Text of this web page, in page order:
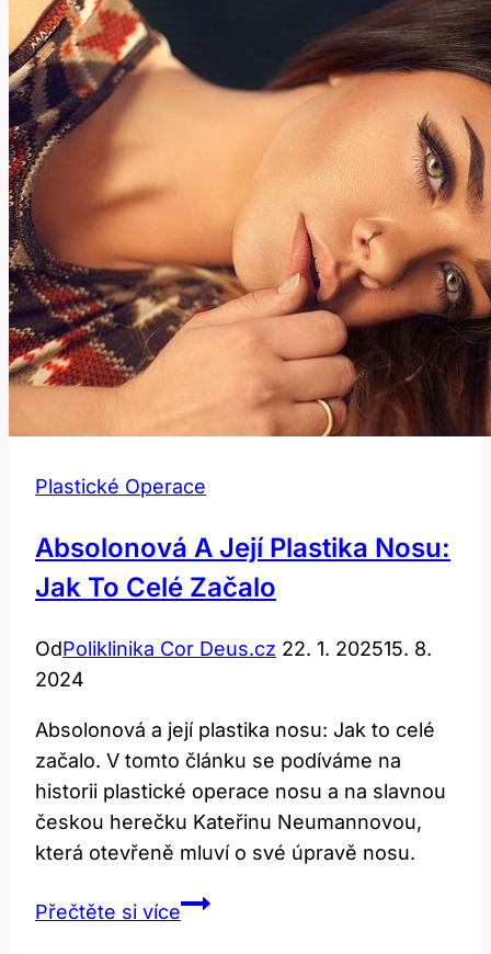
život
Plastické Operace
Absolonová A Její Plastika Nosu:
Jak To Celé Začalo
OdPoliklinika Cor Deus.cz 22. 1. 202515. 8.
2024
Absolonová a její plastika nosu: Jak to celé
začalo. V tomto článku se podíváme na
historii plastické operace nosu a na slavnou
českou herečku Kateřinu Neumannovou,
která otevřeně mluví o své úpravě nosu.
Přečtěte si víceAbsolonová